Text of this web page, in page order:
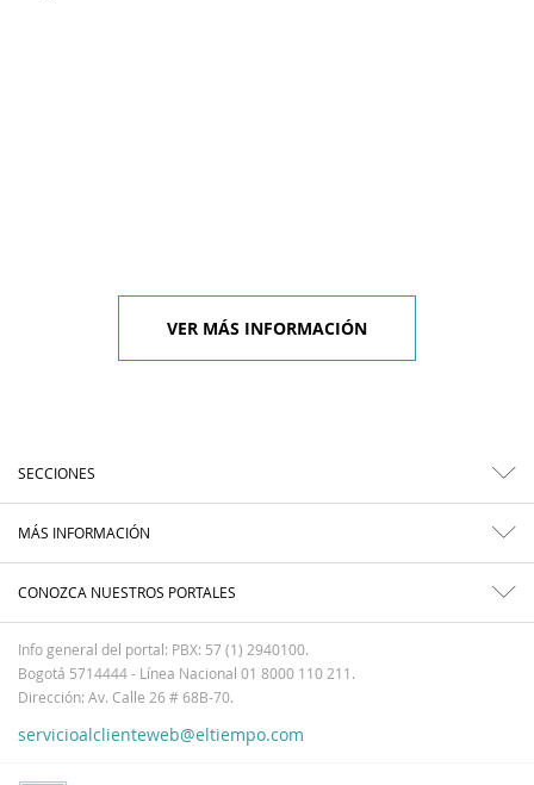
VER MÁS INFORMACIÓN
SECCIONES
MÁS INFORMACIÓN
CONOZCA NUESTROS PORTALES
Info general del portal: PBX: 57 (1) 2940100.
Bogotá 5714444 - Línea Nacional 01 8000 110 211.
Dirección: Av. Calle 26 # 68B-70.
servicioalclienteweb@eltiempo.com